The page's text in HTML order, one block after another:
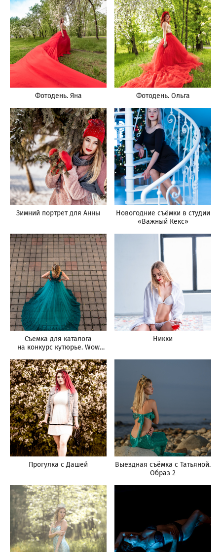
Фотодень. Яна Фотодень. Ольга
Зимний портрет для Анны
Новогодние съёмки в студии
«Важный Кекс»
Съемка для каталога
на конкурс кутюрье. Wow
Никки
Прогулка с Дашей
Выездная съёмка с Татьяной.
Образ 2